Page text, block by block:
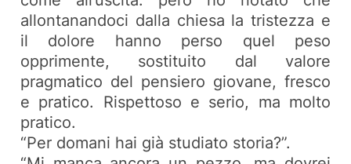
allontanandoci dalla chiesa la tristezza e
il dolore hanno perso quel peso
opprimente, sostituito dal valore
pragmatico del pensiero giovane, fresco
e pratico. Rispettoso e serio, ma molto
pratico.
“Per domani hai già studiato storia?”.